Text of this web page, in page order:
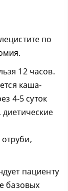
по
12 часов.
каша-
4-5 суток
пациенту
базовых